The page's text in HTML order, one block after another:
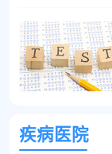
疾病医院